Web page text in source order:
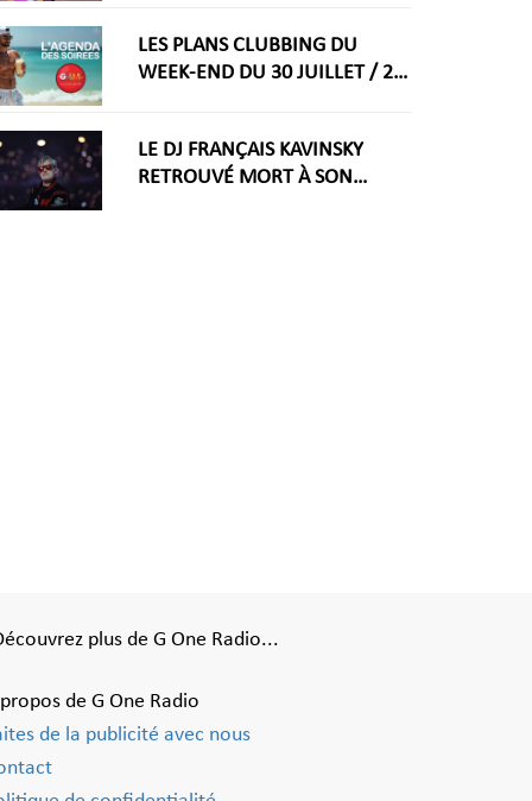
2026
LES PLANS CLUBBING DU
WEEK-END DU 30 JUILLET / 2
LE DJ FRANÇAIS KAVINSKY
RETROUVÉ MORT À SON
plus de G One Radio...
de G One Radio
de la publicité avec nous